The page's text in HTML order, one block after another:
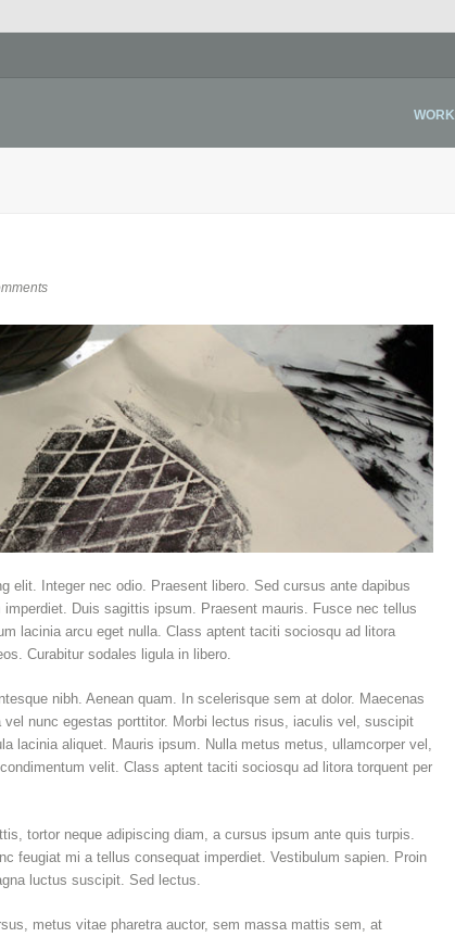
WORK
elit. Integer nec odio. Praesent libero. Sed cursus ante dapibus
Duis sagittis ipsum. Praesent mauris. Fusce nec tellus
lacinia arcu eget nulla. Class aptent taciti sociosqu ad litora
Curabitur sodales ligula in libero.
nibh. Aenean quam. In scelerisque sem at dolor. Maecenas
nunc egestas porttitor. Morbi lectus risus, iaculis vel, suscipit
lacinia aliquet. Mauris ipsum. Nulla metus metus, ullamcorper vel,
velit. Class aptent taciti sociosqu ad litora torquent per
tortor neque adipiscing diam, a cursus ipsum ante quis turpis.
feugiat mi a tellus consequat imperdiet. Vestibulum sapien. Proin
luctus suscipit. Sed lectus.
metus vitae pharetra auctor, sem massa mattis sem, at